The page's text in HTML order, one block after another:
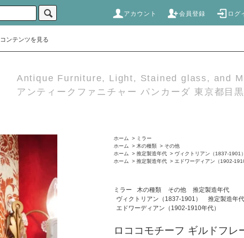
アカウント 会員登録 ログ
コンテンツを見る
Antique Furniture, Light, Stained glass, and
アンティークファニチャー パンカーダ 東京都目
ホーム > ミラー
ホーム
> 木の種類 > その他
ホーム
> 推定製造年代 > ヴィクトリアン（1837-1901）
ホーム
> 推定製造年代 > エドワーディアン（1902-
ミラー 木の種類 その他
推定製造年代
ヴィクトリアン（1837-1901）
推定製造年代
エドワーディアン（1902-1910年代）
ロココモチーフ ギルドフレ